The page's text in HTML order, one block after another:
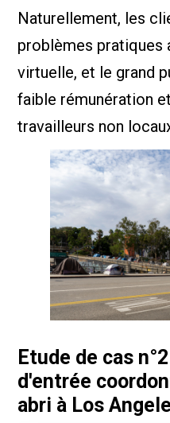
Naturellement, les
problèmes pratiques
virtuelle, et le grand
faible rémunération
travailleurs non
Etude de cas
d'entrée
abri à Los